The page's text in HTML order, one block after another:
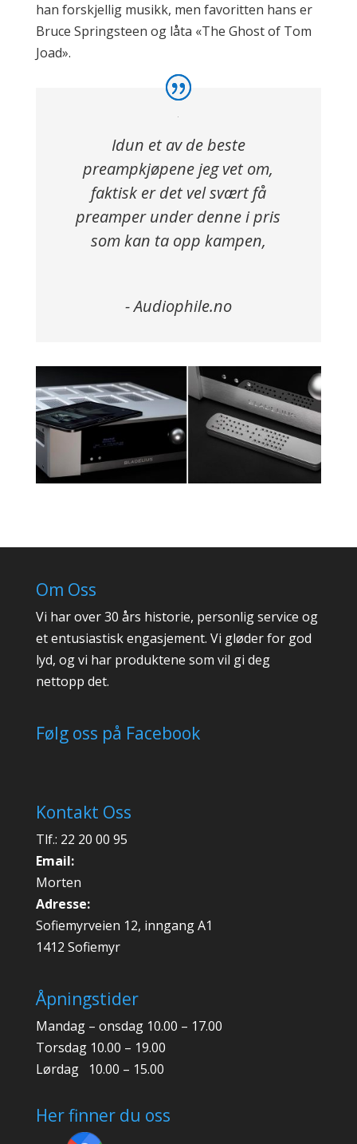
han forskjellig musikk, men favoritten hans er
Bruce Springsteen og låta «The Ghost of Tom
Joad».
Idun et av de beste
preampkjøpene jeg vet om,
faktisk er det vel svært få
preamper under denne i pris
som kan ta opp kampen,
- Audiophile.no
Om Oss
Vi har over 30 års historie, personlig service og
et entusiastisk engasjement. Vi gløder for god
lyd, og vi har produktene som vil gi deg
nettopp det.
Følg oss på Facebook
Kontakt Oss
Tlf.: 22 20 00 95
Email:
Morten
Adresse:
Sofiemyrveien 12, inngang A1
1412 Sofiemyr
Åpningstider
Mandag – onsdag 10.00 – 17.00
Torsdag 10.00 – 19.00
Lørdag 10.00 – 15.00
Her finner du oss